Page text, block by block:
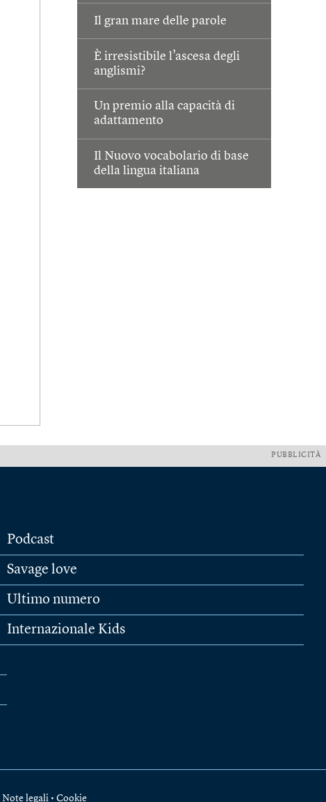
Il gran mare delle parole
È irresistibile l’ascesa degli
anglismi?
Un premio alla capacità di
adattamento
Il Nuovo vocabolario di base
della lingua italiana
PUBBLICITÀ
Podcast
Savage love
Ultimo numero
Internazionale Kids
Note legali • Cookie